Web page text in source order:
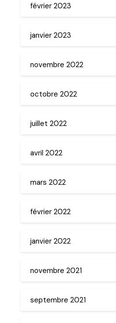
février 2023
janvier 2023
novembre 2022
octobre 2022
juillet 2022
avril 2022
mars 2022
février 2022
janvier 2022
novembre 2021
septembre 2021